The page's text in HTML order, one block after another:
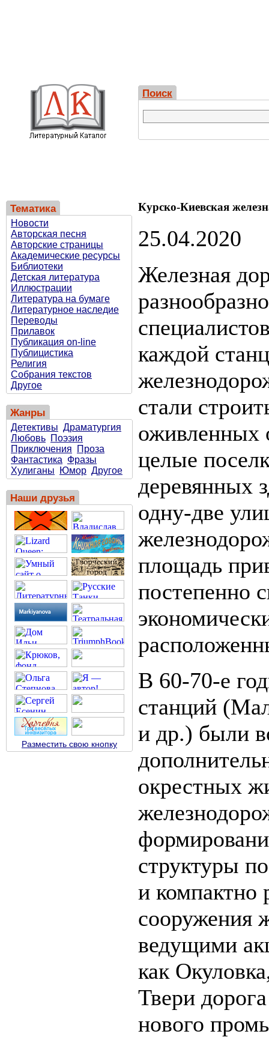
Поиск
Тематика
Новости
Авторская песня
Авторские страницы
Академические ресурсы
Библиотеки
Детская литература
Иллюстрации
Литература на бумаге
Литературное наследие
Переводы
Прилавок
Публикация on-line
Публицистика
Религия
Собрания текстов
Другое
Жанры
Детективы Драматургия
Любовь Поэзия
Приключения
Проза
Фантастика Фразы
Хулиганы
Юмор Другое
Наши друзья
Разместить свою кнопку
Курско-Киевская
25.04.2020
Железная
каждой
стали
оживленных
целые
деревянных
одну-две
площадь
постепенно
В 60-70-е
станций
и др.) были
окрестных
структуры
и компактно
сооружения
ведущими
как
Твери
нового